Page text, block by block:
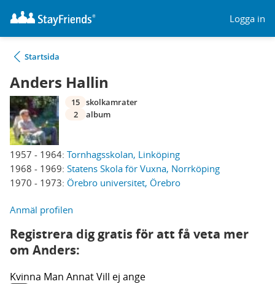
Logga in
Startsida
Anders Hallin
1957 - 1964: Tornhagsskolan, Linköping
1968 - 1969: Statens Skola för Vuxna, Norrköping
1970 - 1973: Örebro universitet, Örebro
15 skolkamrater
2
album
Anmäl profilen
Registrera dig gratis för att få veta mer
om Anders:
Kvinna Man AnnatVill ej ange